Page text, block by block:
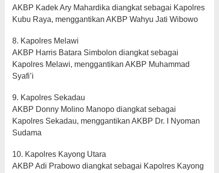
AKBP Kadek Ary Mahardika diangkat sebagai Kapolres
Kubu Raya, menggantikan AKBP Wahyu Jati Wibowo
8. Kapolres Melawi
AKBP Harris Batara Simbolon diangkat sebagai
Kapolres Melawi, menggantikan AKBP Muhammad
Syafi’i
9. Kapolres Sekadau
AKBP Donny Molino Manopo diangkat sebagai
Kapolres Sekadau, menggantikan AKBP Dr. I Nyoman
Sudama
10. Kapolres Kayong Utara
AKBP Adi Prabowo diangkat sebagai Kapolres Kayong